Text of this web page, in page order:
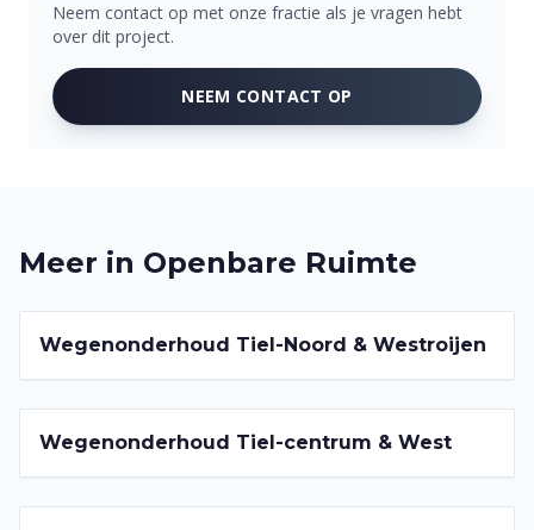
Neem contact op met onze fractie als je vragen hebt
over dit project.
NEEM CONTACT OP
Meer in Openbare Ruimte
2022-2026
Wegenonderhoud Tiel-Noord & Westroijen
2022-2026
Wegenonderhoud Tiel-centrum & West